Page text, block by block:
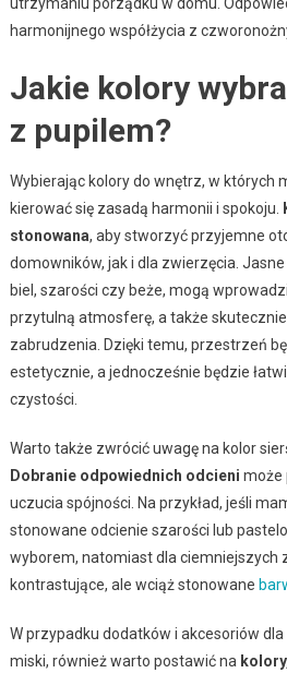
harmonijnego współżycia z
Jakie kolory
z pupilem?
Wybierając kolory do wnętrz, w których
kierować się zasadą harmonii i spokoju.
stonowana, aby stworzyć przyjemne
domowników, jak i dla zwierzęcia.
biel, szarości czy beże, mogą
przytulną atmosferę, a także
zabrudzenia. Dzięki temu, przestrzeń
estetycznie, a jednocześnie będzie
czystości.
Warto także zwrócić uwagę na kolor
Dobranie odpowiednich odcieni może
uczucia spójności. Na przykład, jeśli
stonowane odcienie szarości lub
wyborem, natomiast dla ciemniejszych
kontrastujące, ale wciąż stonowane
W przypadku dodatków i akcesoriów
miski, również warto postawić na